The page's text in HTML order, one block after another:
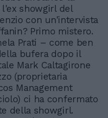
l'ex showgirl del
con un'intervista
Primo mistero.
Prati – come ben
bufera dopo il
Mark Caltagirone
(proprietaria
Management
ci ha confermato
della showgirl.